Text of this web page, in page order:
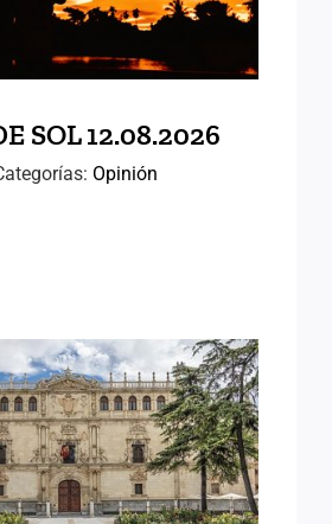
SOL 12.08.2026
Opinión
DE ALCALÁ
(III)